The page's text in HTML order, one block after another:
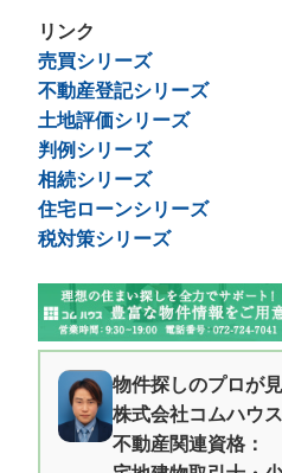
リンク
売買シリーズ
不動産登記シリーズ
土地評価シリーズ
判例シリーズ
相続シリーズ
住宅ローンシリーズ
税対策シリーズ
物件探しのプロが
株式会社コムハウ
不動産関連資格：